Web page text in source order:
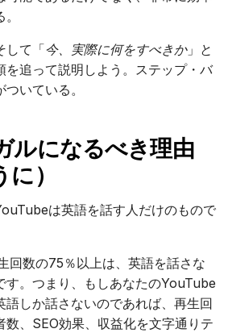
して「今、実際に何をすべきか」と
を追って説明しよう。ステップ・バ
いている。
ルになるべき理由
）
は英語を話す人だけのもので
回数の75％以上は、英語を話さな
す。つまり、もしあなたのYouTube
語しか話さないのであれば、再生回
数、SEO効果、収益化を文字通りテ